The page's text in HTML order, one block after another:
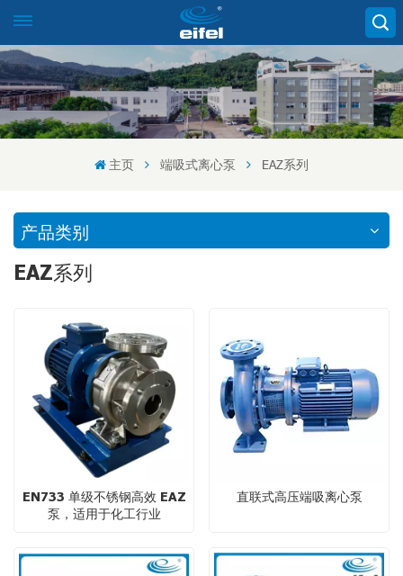
主页 端吸式离心泵 EAZ系列
产品类别
EAZ系列
EN733 单级不锈钢高效 EAZ
泵，适用于化工行业
直联式高压端吸离心泵